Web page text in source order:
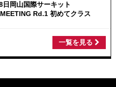
日岡山国際サーキット
Rd.1 初めてクラス
一覧を見る